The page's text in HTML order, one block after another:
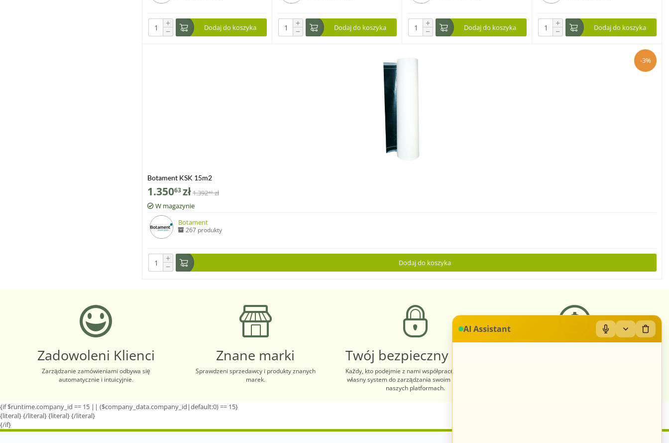
+
− Dodaj do koszyka +
− Dodaj do koszyka +
− Dodaj do koszyka +
− Dodaj do koszyka
-3%
Botament KSK 15m2
1.35063zł1.39240 zł
W magazynie
Botament
267 produkty
+
− Dodaj do koszyka
Zadowoleni Klienci
Zarządzanie zamówieniami odbywa się
automatycznie i intuicyjnie.
Znane marki
Sprawdzeni sprzedawcy i produkty znanych
marek.
Twój bezpieczny sklep
Każdy, kto podejmie z nami współpracę, otrzymuje
własny system do zarządzania swoim sklepem na
naszych platformach.
{if $runtime.company_id == 15 || ($company_data.company_id|default:0) == 15}
{literal}{/literal}
AI Assistant
{literal}{/literal}
{/if}